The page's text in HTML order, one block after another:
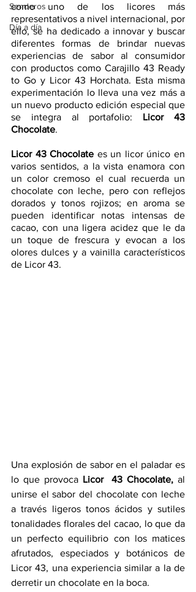
Senderos
Día a día
como uno de los licores más
representativos a nivel internacional, por
ello, se ha dedicado a innovar y buscar
diferentes formas de brindar nuevas
experiencias de sabor al consumidor
con productos como Carajillo 43 Ready
to Go y Licor 43 Horchata. Esta misma
experimentación lo lleva una vez más a
un nuevo producto edición especial que
se integra al portafolio: Licor 43
Chocolate.
Licor 43 Chocolate es un licor único en
varios sentidos, a la vista enamora con
un color cremoso el cual recuerda un
chocolate con leche, pero con reflejos
dorados y tonos rojizos; en aroma se
pueden identificar notas intensas de
cacao, con una ligera acidez que le da
un toque de frescura y evocan a los
olores dulces y a vainilla característicos
de Licor 43.
Una explosión de sabor en el paladar es
lo que provoca Licor  43 Chocolate, al
unirse el sabor del chocolate con leche
a través ligeros tonos ácidos y sutiles
tonalidades florales del cacao, lo que da
un perfecto equilibrio con los matices
afrutados, especiados y botánicos de
Licor 43, una experiencia similar a la de
derretir un chocolate en la boca.